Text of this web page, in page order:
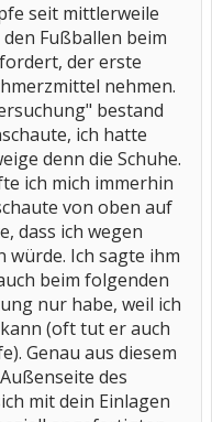
seit mittlerweile
Fußballen beim
der erste
nehmen.
bestand
ich hatte
denn die Schuhe.
ich mich immerhin
von oben auf
dass ich wegen
würde. Ich sagte ihm
beim folgenden
nur habe, weil ich
(oft tut er auch
Genau aus diesem
des
mit dein Einlagen